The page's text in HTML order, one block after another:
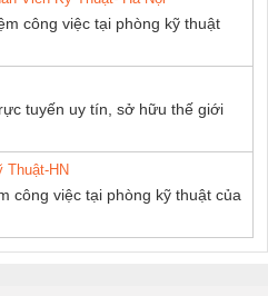
công việc tại phòng kỹ thuật
tuyến uy tín, sở hữu thế giới
Thuật-HN
công việc tại phòng kỹ thuật của